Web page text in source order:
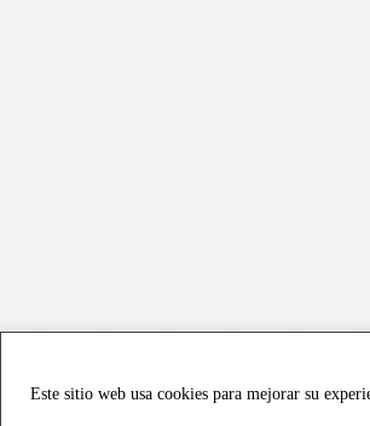
Este sitio web usa cookies para mejorar su